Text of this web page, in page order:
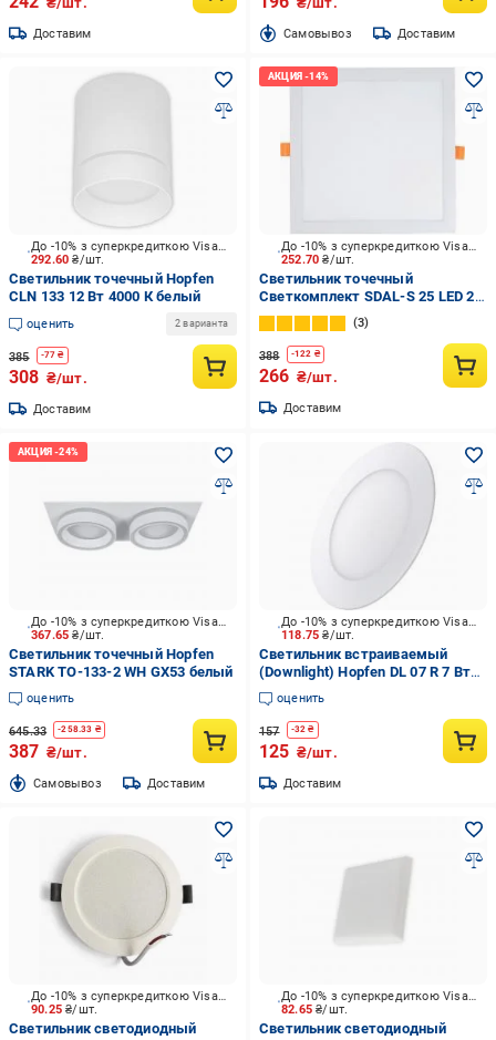
Доставим Cамовывоз Доставим
292.60₴/шт.
До -10% з суперкредиткою Visa Вигода
Светильник точечный Hopfen
CLN 133 12 Вт 4000 К белый
оценить 2 варианта
385 -77 ₴
308 ₴/шт.
Доставим
252.70₴/шт.
До -10% з суперкредиткою Visa Вигода
Светильник точечный
Светкомплект SDAL-S 25 LED 25
Вт 4500 К белый
3
388 -122 ₴
266 ₴/шт.
Доставим
367.65₴/шт.
До -10% з суперкредиткою Visa Вигода
Светильник точечный Hopfen
STARK TO-133-2 WH GX53 белый
оценить
645.33 -258.33 ₴
387 ₴/шт.
Cамовывоз Доставим
118.75₴/шт.
До -10% з суперкредиткою Visa Вигода
Светильник встраиваемый
(Downlight) Hopfen DL 07 R 7 Вт
4500 К белый
оценить
157 -32 ₴
125 ₴/шт.
Доставим
90.25₴/шт.
До -10% з суперкредиткою Visa Вигода
Светильник светодиодный
82.65₴/шт.
До -10% з суперкредиткою Visa Вигода
Светильник светодиодный